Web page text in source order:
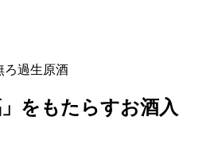
」をもたらすお酒入